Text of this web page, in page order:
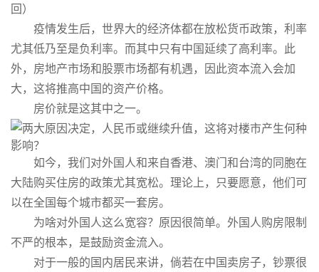
回）
疫情发生后，世界大的经济体都在放松货币政策，利率
尤其低乃至是负利率。而其中只有中国延续了高利率。此
外，房地产市场和股票市场都有机遇，因此资本流入会加
大，这将推高中国的资产价格。
房价就是这其中之一。
如今，我们对外国人和来自香港、澳门和台湾的同胞在
大陆购买住房的政策尤其宽松。理论上，只要愿意，他们可
以在全国每个城市都买一套房。
为啥对外国人这么宽容？原因很简单。外国人购房限制
不严的根本，是鼓励资金流入。
对于一般的国内居民来讲，倘若在中国卖房子，钞票很